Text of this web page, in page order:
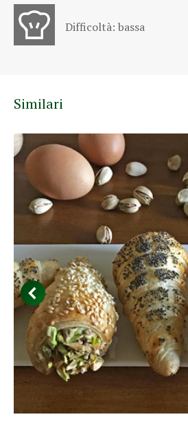
Difficoltà: bassa
Similari